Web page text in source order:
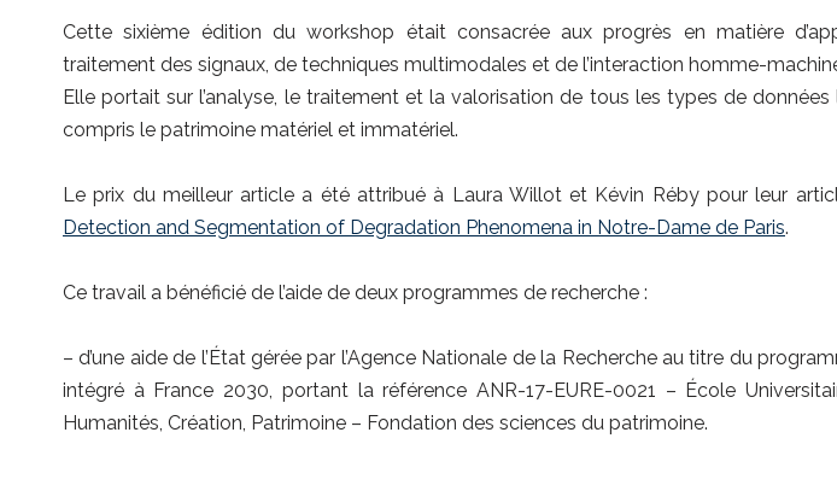
Cette sixième édition du workshop était consacrée aux progrès en matière
traitement des signaux, de techniques multimodales et de l’interaction homme-
Elle portait sur l’analyse, le traitement et la valorisation de tous les types de
compris le patrimoine matériel et immatériel.
Le prix du meilleur article a été attribué à Laura Willot et Kévin Réby pour leur
Detection and Segmentation of Degradation Phenomena in Notre-Dame de Paris.
Ce travail a bénéficié de l’aide de deux programmes de recherche :
– d’une aide de l’État gérée par l’Agence Nationale de la Recherche au titre du
intégré à France 2030, portant la référence ANR-17-EURE-0021 – École
Humanités, Création, Patrimoine – Fondation des sciences du patrimoine.